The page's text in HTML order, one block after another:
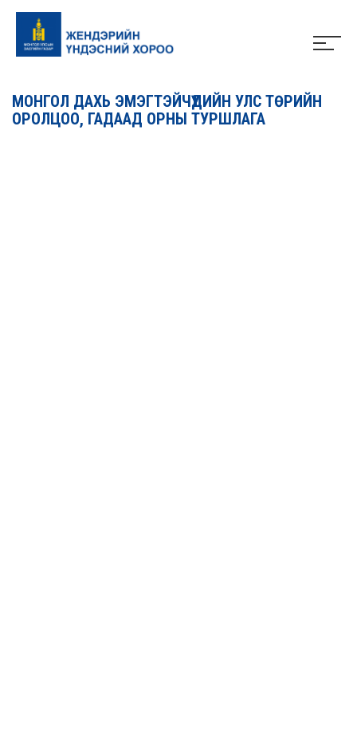
МОНГОЛ ДАХЬ ЭМЭГТЭЙЧҮҮДИЙН УЛС ТӨРИЙН
ОРОЛЦОО, ГАДААД ОРНЫ ТУРШЛАГА